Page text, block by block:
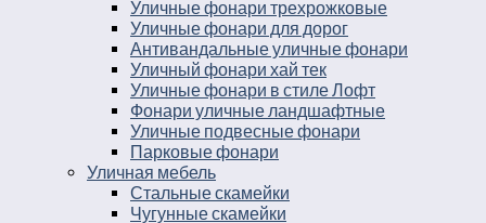
Уличные фонари трехрожковые
Уличные фонари для дорог
Антивандальные уличные фонари
Уличный фонари хай тек
Уличные фонари в стиле Лофт
Фонари уличные ландшафтные
Уличные подвесные фонари
Парковые фонари
Уличная мебель
Стальные скамейки
Чугунные скамейки